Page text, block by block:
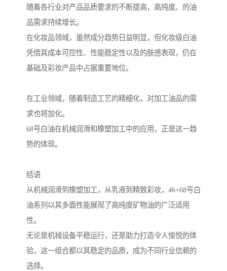
随着各行业对产品品质要求的不断提高，高纯度、的油
品需求持续增长。
在化妆品领域，虽然成分趋势日益明显，但化妆级白油
凭借其成本可控性、性能稳定性以及的肤感表现，仍在
基础及彩妆产品中占据重要地位。
在工业领域，随着制造工艺的精细化，对加工油品的需
求也将加化。
68号白油在机械润滑和橡塑加工中的应用，正是这一趋
势的体现。
结语
从机械润滑到橡塑加工，从乳液到精致彩妆，46+68号白
油系列以其多面性能展现了高纯度矿物油的广泛适用
性。
无论是机械设备平稳运行，还是助力打造令人愉悦的体
验，这一组合都以其稳定的品质，成为不同行业信赖的
选择。